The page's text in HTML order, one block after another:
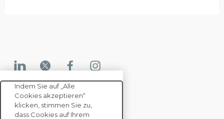
KONTAKTIEREN SIE UNS
Indem Sie auf „Alle
Cookies akzeptieren“
klicken, stimmen Sie zu,
dass Cookies auf Ihrem